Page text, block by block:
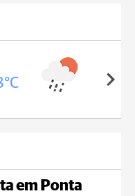
min 18°C
em Ponta